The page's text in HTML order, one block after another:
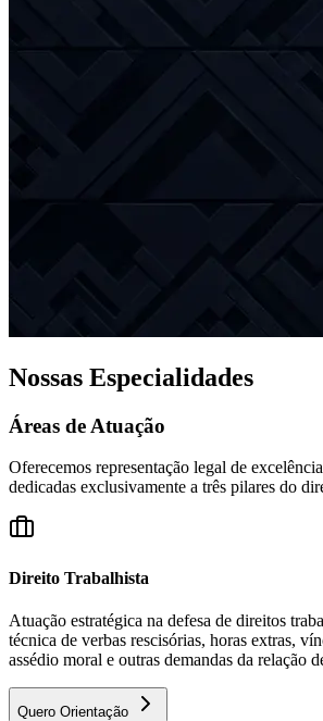
Nossas Especialidades
Áreas de Atuação
Oferecemos representação legal de
dedicadas exclusivamente a três pilares do
Direito Trabalhista
Atuação estratégica na defesa de direitos
técnica de verbas rescisórias, horas extras,
assédio moral e outras demandas da relação
Quero Orientação